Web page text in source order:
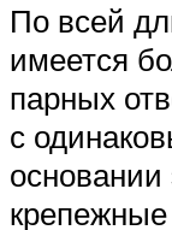
По всей
имеется
парных
с
основании